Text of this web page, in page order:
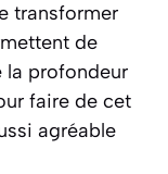
transformer
de
la profondeur
faire de cet
agréable